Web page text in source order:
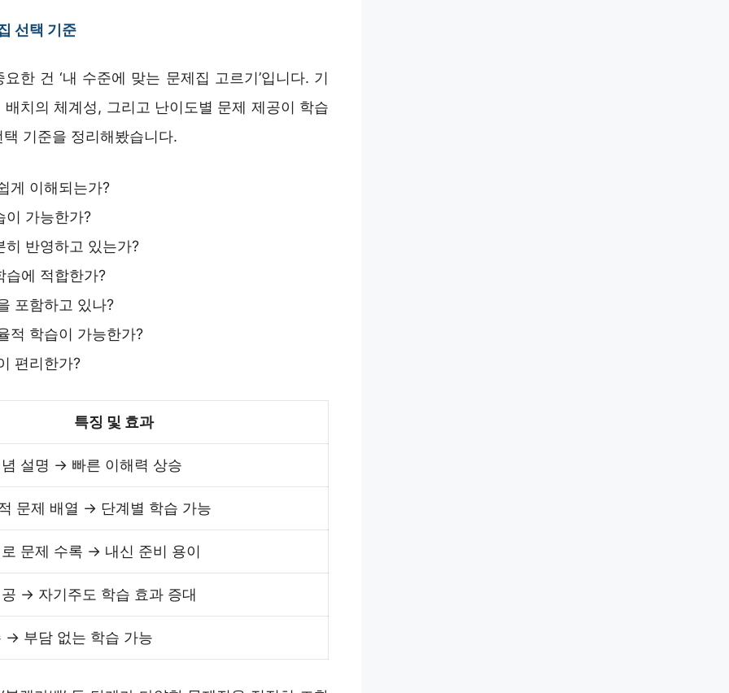
선택 기준
한 건 ‘내 수준에 맞는 문제집 고르기’입니다. 기
치의 체계성, 그리고 난이도별 문제 제공이 학습
기준을 정리해봤습니다.
게 이해되는가?
이 가능한가?
히 반영하고 있는가?
습에 적합한가?
포함하고 있나?
적 학습이 가능한가?
편리한가?
특징 및 효과
설명 → 빠른 이해력 상승
문제 배열 → 단계별 학습 가능
문제 수록 → 내신 준비 용이
→ 자기주도 학습 효과 증대
→ 부담 없는 학습 가능